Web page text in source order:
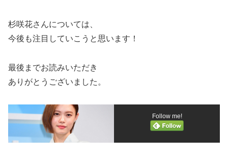
杉咲花さんについては、
今後も注目していこうと思います！
最後までお読みいただき
ありがとうございました。
Follow me!